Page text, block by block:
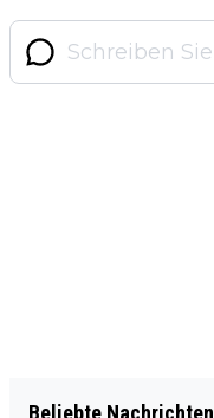
Beliebte Nachrichten